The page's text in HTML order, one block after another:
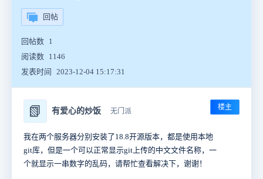
回帖
回帖数 1
阅读数 1146
发表时间
2023-12-04 15:17:31
📗 有爱心的炒饭 无门派 楼主
我在两个服务器分别安装了18.8开源版本，都是使用本地
git库，但是一个可以正常显示git上传的中文文件名称，一
个就显示一串数字的乱码，请帮忙查看解决下，谢谢！